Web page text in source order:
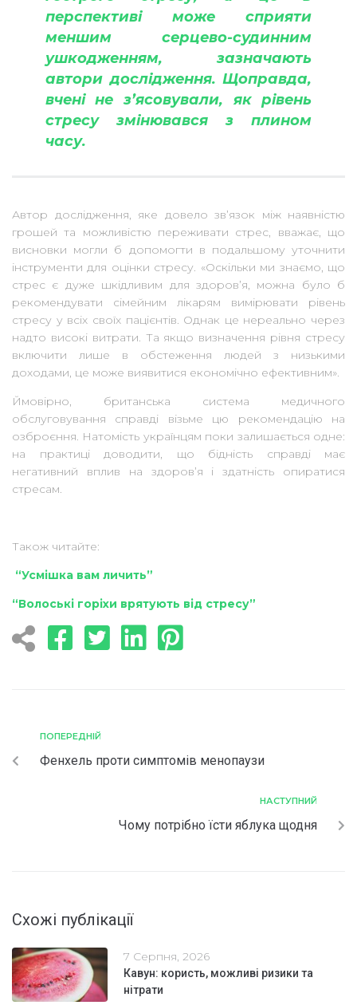
перспективі може сприяти
меншим серцево-судинним
ушкодженням, зазначають
автори дослідження. Щоправда,
вчені не з’ясовували, як рівень
стресу змінювався з плином
часу.
Автор дослідження, яке довело зв’язок між наявністю
грошей та можливістю переживати стрес, вважає, що
висновки могли б допомогти в подальшому уточнити
інструменти для оцінки стресу. «Оскільки ми знаємо, що
стрес є дуже шкідливим для здоров’я, можна було б
рекомендувати сімейним лікарям вимірювати рівень
стресу у всіх своїх пацієнтів. Однак це нереально через
надто високі витрати. Та якщо визначення рівня стресу
включити лише в обстеження людей з низькими
доходами, це може виявитися економічно ефективним».
Ймовірно, британська система медичного
обслуговування справді візьме цю рекомендацію на
озброєння. Натомість українцям поки залишається одне:
на практиці доводити, що бідність справді має
негативний вплив на здоров’я і здатність опиратися
стресам.
Також читайте:
“Усмішка вам личить”
“Волоські горіхи врятують від стресу”
ПОПЕРЕДНІЙ
Фенхель проти симптомів менопаузи
НАСТУПНИЙ
Чому потрібно їсти яблука щодня
Схожі публікації
7 Серпня, 2026
Кавун: користь, можливі ризики та
нітрати